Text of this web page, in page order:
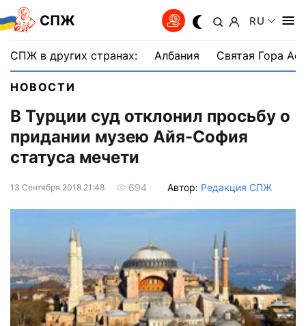
СПЖ RU
СПЖ в других странах: Албания Святая Гора
НОВОСТИ
В Турции суд отклонил просьбу о
придании музею Айя-София
статуса мечети
13 Сентября 2018 21:48 694 Автор: Редакция СПЖ